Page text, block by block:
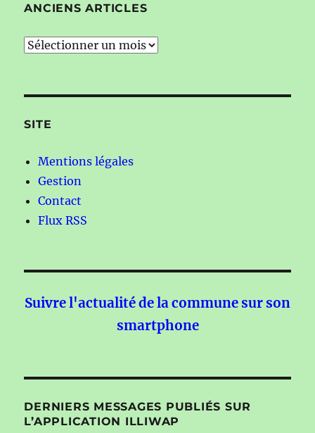
ANCIENS ARTICLES
Anciens
SITE
Mentions légales
Gestion
Contact
Flux RSS
Suivre l'actualité de la commune sur son
smartphone
DERNIERS MESSAGES PUBLIÉS SUR
L’APPLICATION ILLIWAP